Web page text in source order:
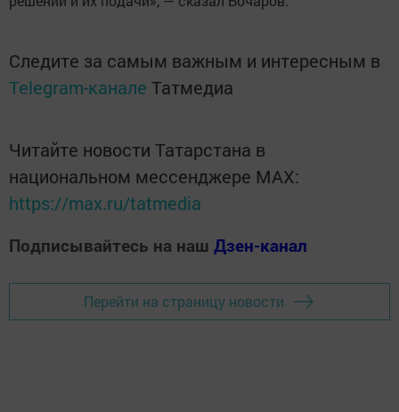
Следите за самым важным и интересным в
Telegram-канале Татмедиа
Читайте новости Татарстана в
национальном мессенджере MАХ:
https://max.ru/tatmedia
Подписывайтесь на наш Дзен-канал
Перейти на страницу новости